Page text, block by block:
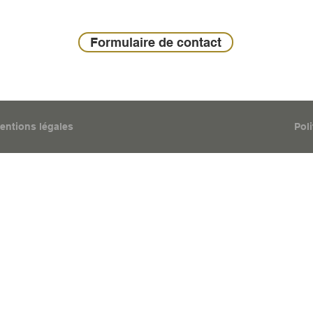
Formulaire de contact
légales